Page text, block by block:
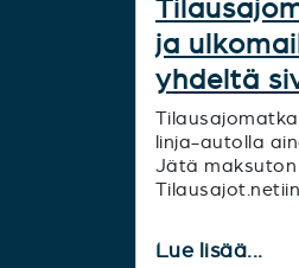
ja
yhdeltä
Tilausajomatka
linja-autolla
Jätä
Tilausajot.netiin.
Lue lisää...